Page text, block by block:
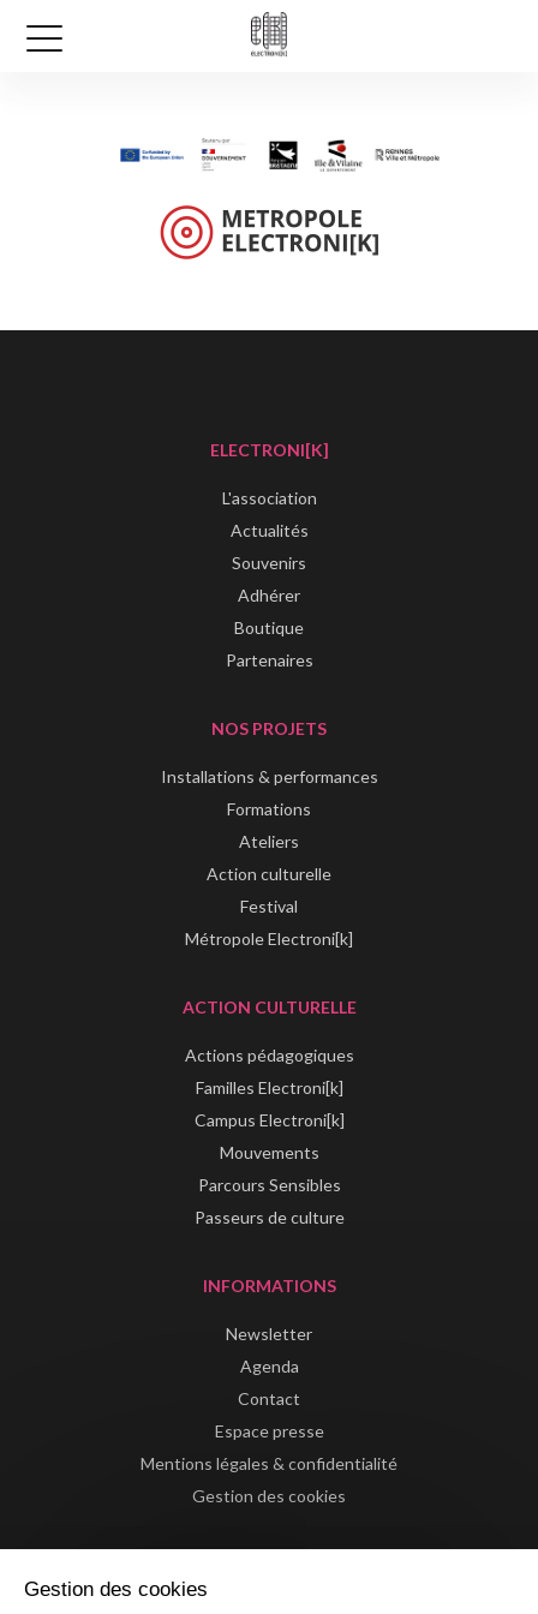
ELECTRONI[K]
L'association
Actualités
Souvenirs
Adhérer
Boutique
Partenaires
NOS PROJETS
Installations & performances
Formations
Ateliers
Action culturelle
Festival
Métropole Electroni[k]
ACTION CULTURELLE
Actions pédagogiques
Familles Electroni[k]
Campus Electroni[k]
Mouvements
Parcours Sensibles
Passeurs de culture
INFORMATIONS
Newsletter
Agenda
Contact
Espace presse
Mentions légales & confidentialité
Gestion des cookies
Gestion des cookies